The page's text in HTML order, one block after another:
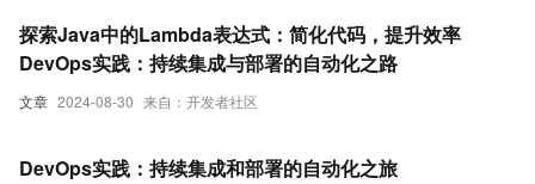
文章 2024-08-30 来自：开发者社区
探索Java中的Lambda表达式：简化代码，提升效率
DevOps实践：持续集成与部署的自动化之路
DevOps实践：持续集成和部署的自动化之旅